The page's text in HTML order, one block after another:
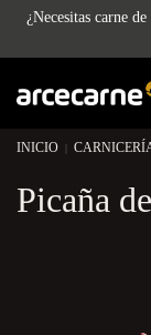
¿Necesitas carne
INICIO
Picaña